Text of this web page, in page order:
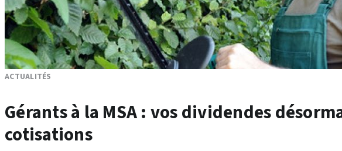
ACTUALITÉS
Gérants à la MSA : vos dividendes
cotisations